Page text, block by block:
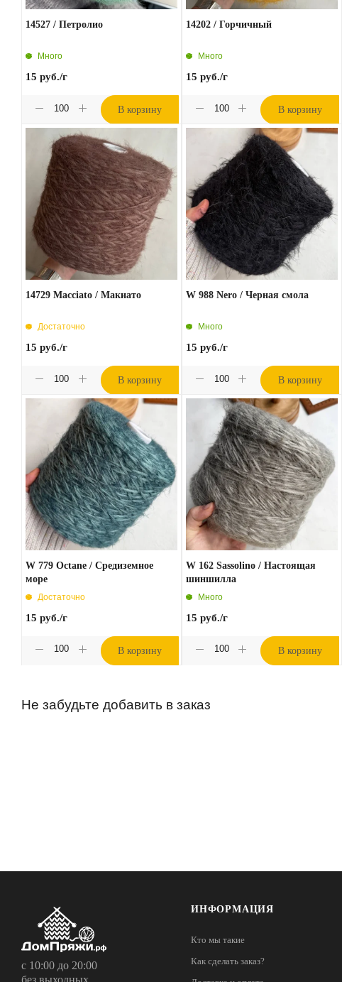
14527 / Петролио
Много
15 руб./г
В корзину
14202 / Горчичный
Много
15 руб./г
В корзину
14729 Macciato / Макиато
Достаточно
15 руб./г
В корзину
W 988 Nero / Черная смола
Много
15 руб./г
В корзину
W 779 Octane / Средиземное
море
Достаточно
15 руб./г
В корзину
W 162 Sassolino / Настоящая
шиншилла
Много
15 руб./г
В корзину
Не забудьте добавить в заказ
с 10:00 до 20:00
без выходных
ИНФОРМАЦИЯ
Кто мы такие
Как сделать заказ?